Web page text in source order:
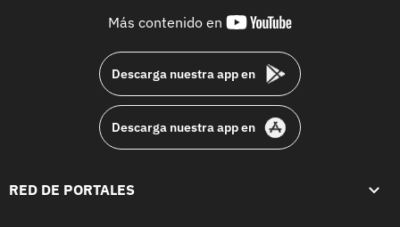
Más contenido en
youtube-
Descarga nuestra app en
Descarga nuestra app en
RED DE PORTALES